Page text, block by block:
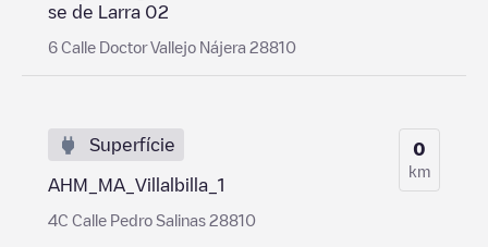
se de Larra 02
6 Calle Doctor Vallejo Nájera 28810
Superfície
AHM_MA_Villalbilla_1
4C Calle Pedro Salinas 28810
0
km